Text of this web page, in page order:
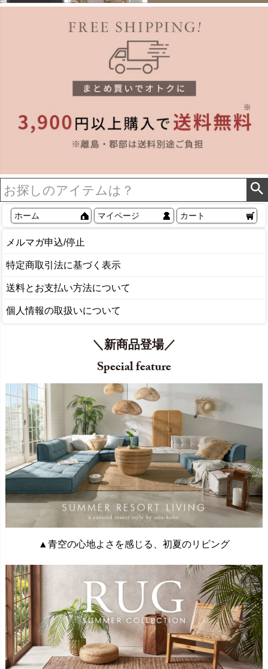
ホーム マイページ カート
メルマガ申込/停止
特定商取引法に基づく表示
送料とお支払い方法について
個人情報の取扱いについて
＼新商品登場／
Special feature
▲青空の心地よさを感じる、初夏のリビング